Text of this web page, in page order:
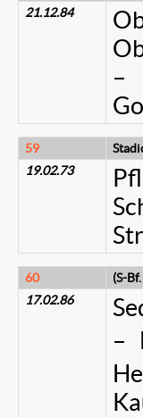
21.12.84
–
59
19.02.73
60
(S-
17.02.86
–